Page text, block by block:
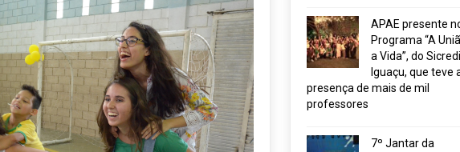
APAE presente
Programa “A
a Vida”, do Sicredi
Iguaçu, que teve
presença de mais de mil
professores
7º Jantar da